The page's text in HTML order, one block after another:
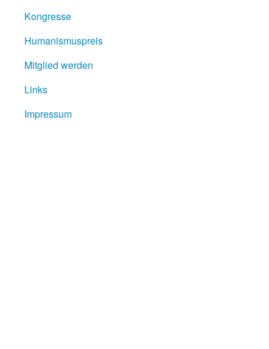
Kongresse
Humanismuspreis
Mitglied werden
Links
Impressum